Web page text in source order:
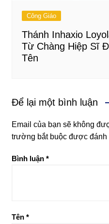
Công Giáo
Thánh Inhaxio
Từ Chàng Hiệp Sĩ
Tên
Để lại một bình luận
Email của bạn sẽ không
trường bắt buộc được đánh
Bình luận *
Tên *